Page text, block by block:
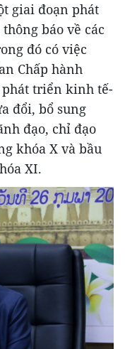
giai đoạn phát
báo về các
đó có việc
Chấp hành
phát triển kinh tế-
đổi, bổ sung
đạo, chỉ đạo
khóa X và bầu
XI.